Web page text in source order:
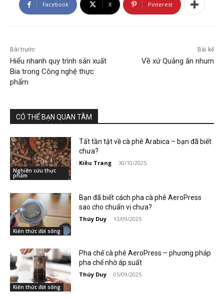
Facebook X Pinterest
Bài trước
Hiểu nhanh quy trình sản xuất
Bia trong Công nghệ thực
phẩm
Bài kế
Về xứ Quảng ăn nhum
CÓ THỂ BẠN QUAN TÂM
Nghiên cứu thực
phẩm
Tất tần tật về cà phê Arabica – bạn đã biết
chưa?
Kiều Trang - 30/10/2025
Kiến thức đời sống
Bạn đã biết cách pha cà phê AeroPress
sao cho chuẩn vị chưa?
Thúy Duy - 13/09/2025
Kiến thức đời sống
Pha chế cà phê AeroPress – phương pháp
pha chế nhờ áp suất
Thúy Duy - 05/09/2025